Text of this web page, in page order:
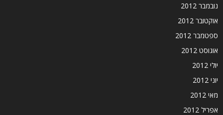
נובמבר 2012
אוקטובר 2012
ספטמבר 2012
אוגוסט 2012
יולי 2012
יוני 2012
מאי 2012
אפריל 2012